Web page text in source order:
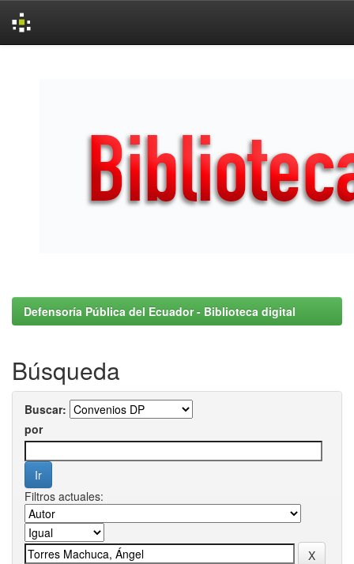
Defensoría Pública del Ecuador - Biblioteca digital
Búsqueda
Buscar:
por
Filtros actuales: